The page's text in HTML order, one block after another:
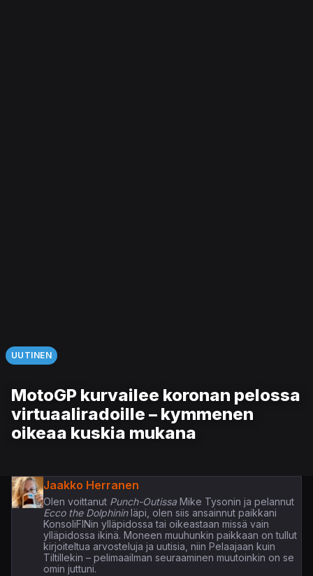
UUTINEN
MotoGP kurvailee koronan pelossa
virtuaaliradoille – kymmenen
oikeaa kuskia mukana
Jaakko Herranen
Olen voittanutPunch-OutissaMike Tysonin ja pelannut
Ecco the Dolphininläpi, olen siis ansainnut paikkani
KonsoliFINin ylläpidossa tai oikeastaan missä vain
ylläpidossa ikinä. Moneen muuhunkin paikkaan on tullut
kirjoiteltua arvosteluja ja uutisia, niin Pelaajaan kuin
Tiltillekin – pelimaailman seuraaminen muutoinkin on se
omin juttuni.